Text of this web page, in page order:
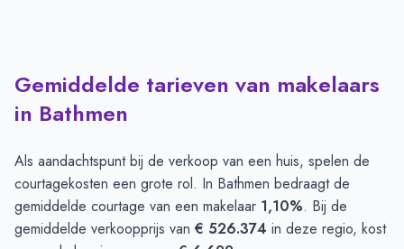
Gemiddelde tarieven van makelaars
in Bathmen
Als aandachtspunt bij de verkoop van een huis, spelen de
courtagekosten een grote rol. In Bathmen bedraagt de
gemiddelde courtage van een makelaar 1,10%. Bij de
gemiddelde verkoopprijs van € 526.374 in deze regio, kost